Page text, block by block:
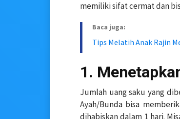
memiliki sifat cermat dan
Baca juga:
Tips Melatih Anak Rajin
1.
Jumlah uang saku yang
Ayah/Bunda bisa
dihabiskan dalam 1 hari.